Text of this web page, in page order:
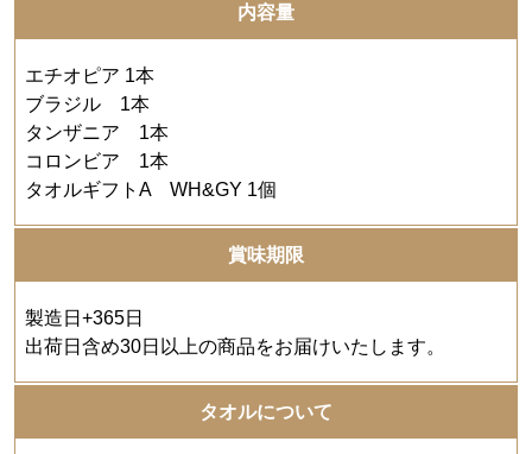
内容量
エチオピア 1本
ブラジル 1本
タンザニア 1本
コロンビア 1本
タオルギフトA WH&GY 1個
賞味期限
製造日+365日
出荷日含め30日以上の商品をお届けいたします。
タオルについて